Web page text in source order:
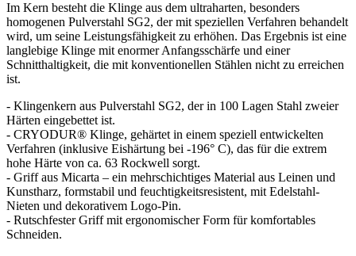
Im Kern besteht die Klinge aus dem ultraharten, besonders
homogenen Pulverstahl SG2, der mit speziellen Verfahren behandelt
wird, um seine Leistungsfähigkeit zu erhöhen. Das Ergebnis ist eine
langlebige Klinge mit enormer Anfangsschärfe und einer
Schnitthaltigkeit, die mit konventionellen Stählen nicht zu erreichen
ist.
- Klingenkern aus Pulverstahl SG2, der in 100 Lagen Stahl zweier
Härten eingebettet ist.
- CRYODUR® Klinge, gehärtet in einem speziell entwickelten
Verfahren (inklusive Eishärtung bei -196° C), das für die extrem
hohe Härte von ca. 63 Rockwell sorgt.
- Griff aus Micarta – ein mehrschichtiges Material aus Leinen und
Kunstharz, formstabil und feuchtigkeitsresistent, mit Edelstahl-
Nieten und dekorativem Logo-Pin.
- Rutschfester Griff mit ergonomischer Form für komfortables
Schneiden.